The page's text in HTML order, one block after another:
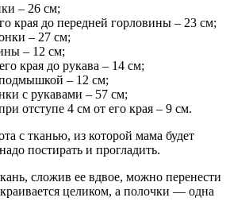
– 26 см;
края до передней горловины – 23 см;
– 27 см;
– 12 см;
края до рукава – 14 см;
– 12 см;
с рукавами – 57 см;
отступе 4 см от его края – 9 см.
с тканью, из которой мама будет
постирать и прогладить.
сложив ее вдвое, можно перенести
целиком, а полочки — одна